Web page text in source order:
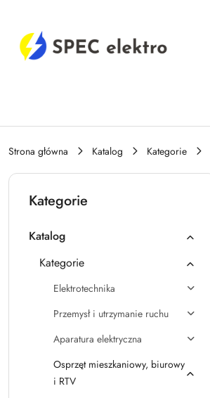
Strona główna Katalog Kategorie
Kategorie
Katalog
Kategorie
Elektrotechnika
Przemysł i utrzymanie ruchu
Aparatura elektryczna
Osprzęt mieszkaniowy, biurowy
i RTV